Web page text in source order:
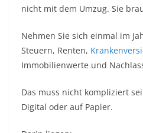
nicht mit dem Umzug. Sie
Nehmen Sie sich einmal im
Steuern, Renten,
Immobilienwerte und
Das muss nicht kompliziert
Digital oder auf Papier.